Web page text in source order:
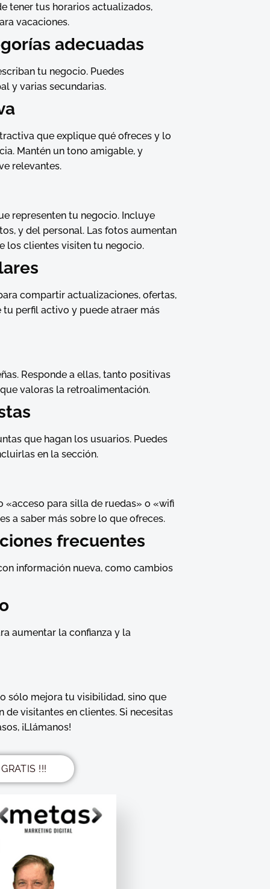
tener tus horarios actualizados,
vacaciones.
adecuadas
tu negocio. Puedes
y varias secundarias.
que explique qué ofreces y lo
Mantén un tono amigable, y
relevantes.
representen tu negocio. Incluye
y del personal. Las fotos aumentan
los clientes visiten tu negocio.
compartir actualizaciones, ofertas,
perfil activo y puede atraer más
Responde a ellas, tanto positivas
valoras la retroalimentación.
que hagan los usuarios. Puedes
en la sección.
«acceso para silla de ruedas» o «wifi
a saber más sobre lo que ofreces.
frecuentes
información nueva, como cambios
aumentar la confianza y la
sólo mejora tu visibilidad, sino que
visitantes en clientes. Si necesitas
¡Llámanos!
!!!